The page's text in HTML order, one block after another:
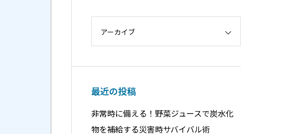
アーカイブ
最近の投稿
非常時に備える！野菜ジュースで炭水化
物を補給する災害時サバイバル術